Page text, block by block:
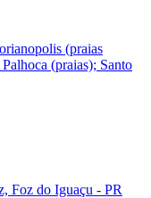
(praias
(praias); Santo
Foz do Iguaçu - PR